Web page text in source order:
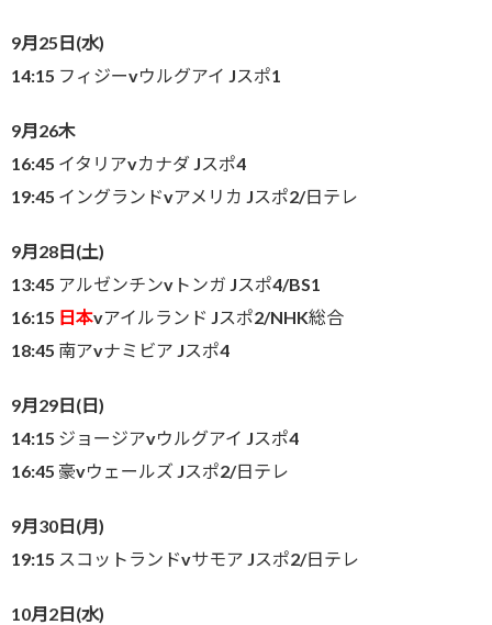
9月25日(水)
14:15 フィジーvウルグアイ Jスポ1
9月26木
16:45 イタリアvカナダ Jスポ4
19:45 イングランドvアメリカ Jスポ2/日テレ
9月28日(土)
13:45 アルゼンチンvトンガ Jスポ4/BS1
16:15 日本vアイルランド Jスポ2/NHK総合
18:45 南アvナミビア Jスポ4
9月29日(日)
14:15 ジョージアvウルグアイ Jスポ4
16:45 豪vウェールズ Jスポ2/日テレ
9月30日(月)
19:15 スコットランドvサモア Jスポ2/日テレ
10月2日(水)